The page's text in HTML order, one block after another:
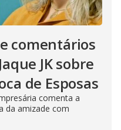
comentários
JK sobre
de Esposas
comenta a
da amizade com